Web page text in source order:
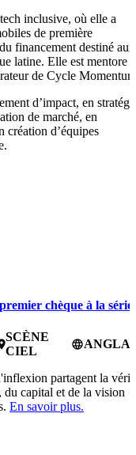
inclusive, où elle a
de première
financement destiné aux
latine. Elle est mentore
de Cycle
d’impact, en
de marché, en
création d’équipes
chèque à la série
SCÈNE
CIEL
language
partagent la
du capital et de la vision
En savoir plus.